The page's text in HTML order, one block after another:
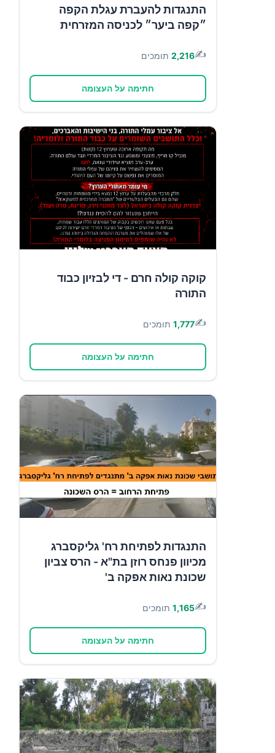
התנגדות להעברת עגלת הקפה
״קפה ביער״ לכניסה המזרחית
✍️
2,216 תומכים
חתימה על העצומה
קוקה קולה חרם - די לבזיון כבוד
התורה
✍️
1,777 תומכים
חתימה על העצומה
התנגדות לפתיחת רח' גליקסברג
מכיוון פנחס רוזן בת"א - הרס צביון
שכונת נאות אפקה ב'
✍️
1,165 תומכים
חתימה על העצומה